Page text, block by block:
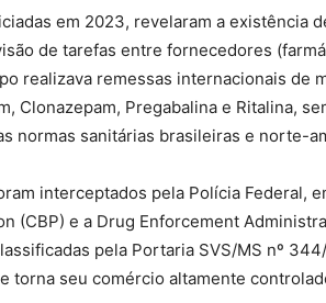
em 2023, revelaram a existência
de tarefas entre fornecedores
realizava remessas internacionais de
Clonazepam, Pregabalina e Ritalina,
normas sanitárias brasileiras e norte-
interceptados pela Polícia Federal,
(CBP) e a Drug Enforcement
pela Portaria SVS/MS nº
torna seu comércio altamente